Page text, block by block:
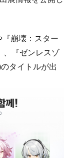
『崩壊：スター
、『ゼンレスゾ
タイトルが出